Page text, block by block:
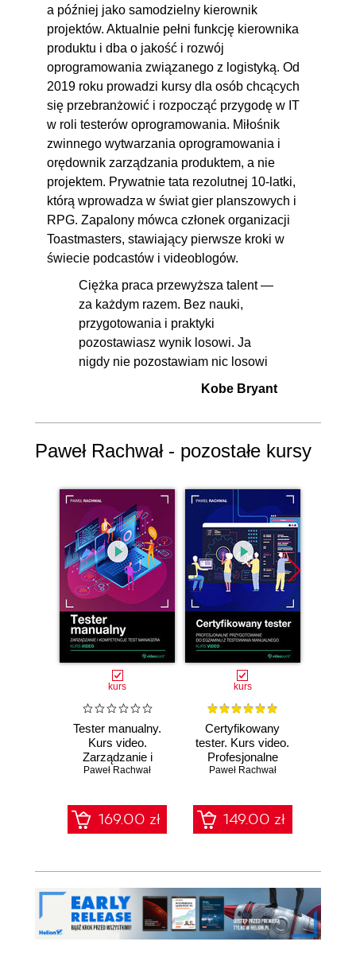
a później jako samodzielny kierownik
projektów. Aktualnie pełni funkcję kierownika
produktu i dba o jakość i rozwój
oprogramowania związanego z logistyką. Od
2019 roku prowadzi kursy dla osób chcących
się przebranżowić i rozpocząć przygodę w IT
w roli testerów oprogramowania. Miłośnik
zwinnego wytwarzania oprogramowania i
orędownik zarządzania produktem, a nie
projektem. Prywatnie tata rezolutnej 10-latki,
którą wprowadza w świat gier planszowych i
RPG. Zapalony mówca członek organizacji
Toastmasters, stawiający pierwsze kroki w
świecie podcastów i videoblogów.
Ciężka praca przewyższa talent —
za każdym razem. Bez nauki,
przygotowania i praktyki
pozostawiasz wynik losowi. Ja
nigdy nie pozostawiam nic losowi
Kobe Bryant
Paweł Rachwał - pozostałe kursy
kurs
Tester manualny.
Kurs video.
Zarządzanie i
kompetencje test
Paweł Rachwał
169.00 zł
kurs
Certyfikowany
tester. Kurs video.
Profesjonalne
przygotowanie do
manualnego
Paweł Rachwał
149.00 zł